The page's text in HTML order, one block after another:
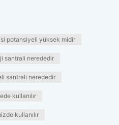
potansiyeli yüksek midir
santrali nerededir
santrali nerededir
kullanılır
kullanılır